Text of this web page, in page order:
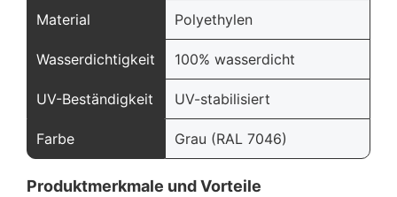
Material Polyethylen
Wasserdichtigkeit 100% wasserdicht
UV-Beständigkeit UV-stabilisiert
Farbe Grau (RAL 7046)
Produktmerkmale und Vorteile